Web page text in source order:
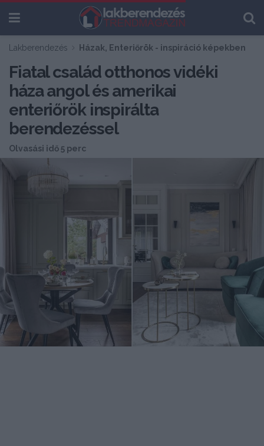
Lakberendezés Házak, Enteriőrök - inspiráció képekben
Fiatal család otthonos vidéki
háza angol és amerikai
enteriőrök inspirálta
berendezéssel
Olvasási idő 5 perc